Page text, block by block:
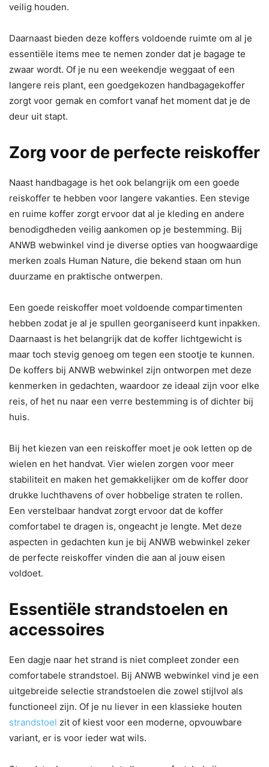
veilig houden.
Daarnaast bieden deze koffers voldoende ruimte om al je
essentiële items mee te nemen zonder dat je bagage te
zwaar wordt. Of je nu een weekendje weggaat of een
langere reis plant, een goedgekozen handbagagekoffer
zorgt voor gemak en comfort vanaf het moment dat je de
deur uit stapt.
Zorg voor de perfecte reiskoffer
Naast handbagage is het ook belangrijk om een goede
reiskoffer te hebben voor langere vakanties. Een stevige
en ruime koffer zorgt ervoor dat al je kleding en andere
benodigdheden veilig aankomen op je bestemming. Bij
ANWB webwinkel vind je diverse opties van hoogwaardige
merken zoals Human Nature, die bekend staan om hun
duurzame en praktische ontwerpen.
Een goede reiskoffer moet voldoende compartimenten
hebben zodat je al je spullen georganiseerd kunt inpakken.
Daarnaast is het belangrijk dat de koffer lichtgewicht is
maar toch stevig genoeg om tegen een stootje te kunnen.
De koffers bij ANWB webwinkel zijn ontworpen met deze
kenmerken in gedachten, waardoor ze ideaal zijn voor elke
reis, of het nu naar een verre bestemming is of dichter bij
huis.
Bij het kiezen van een reiskoffer moet je ook letten op de
wielen en het handvat. Vier wielen zorgen voor meer
stabiliteit en maken het gemakkelijker om de koffer door
drukke luchthavens of over hobbelige straten te rollen.
Een verstelbaar handvat zorgt ervoor dat de koffer
comfortabel te dragen is, ongeacht je lengte. Met deze
aspecten in gedachten kun je bij ANWB webwinkel zeker
de perfecte reiskoffer vinden die aan al jouw eisen
voldoet.
Essentiële strandstoelen en
accessoires
Een dagje naar het strand is niet compleet zonder een
comfortabele strandstoel. Bij ANWB webwinkel vind je een
uitgebreide selectie strandstoelen die zowel stijlvol als
functioneel zijn. Of je nu liever in een klassieke houten
strandstoel zit of kiest voor een moderne, opvouwbare
variant, er is voor ieder wat wils.